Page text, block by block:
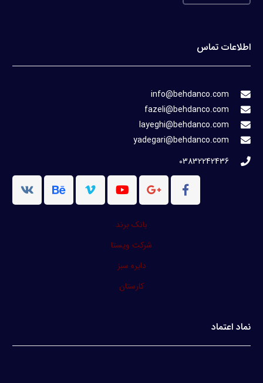
اطلاعات تماس
info@behdanco.com
fazeli@behdanco.com
layeghi@behdanco.com
yadegari@behdanco.com
03832242436
بانک برند
شرکت ویستا
دایره سبز
کارستان
نماد اعتماد